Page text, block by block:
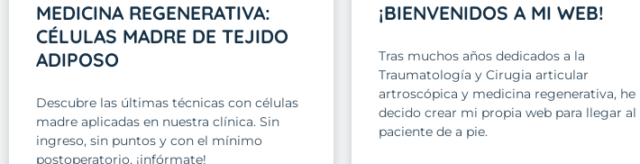
MEDICINA REGENERATIVA:
CÉLULAS MADRE DE TEJIDO
ADIPOSO
Descubre las últimas técnicas con células
madre aplicadas en nuestra clínica. Sin
ingreso, sin puntos y con el mínimo
postoperatorio, ¡infórmate!
¡BIENVENIDOS A MI WEB!
Tras muchos años dedicados a la
Traumatología y Cirugia articular
artroscópica y medicina regenerativa, he
decido crear mi propia web para llegar al
paciente de a pie.